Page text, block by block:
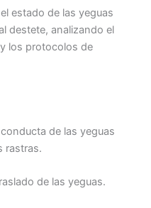
estado de las yeguas
destete, analizando el
los protocolos de
de las yeguas
rastras.
de las yeguas.